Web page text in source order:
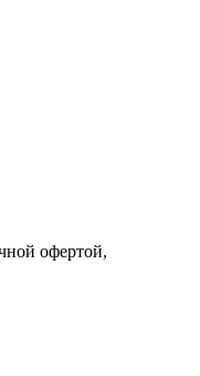
офертой,